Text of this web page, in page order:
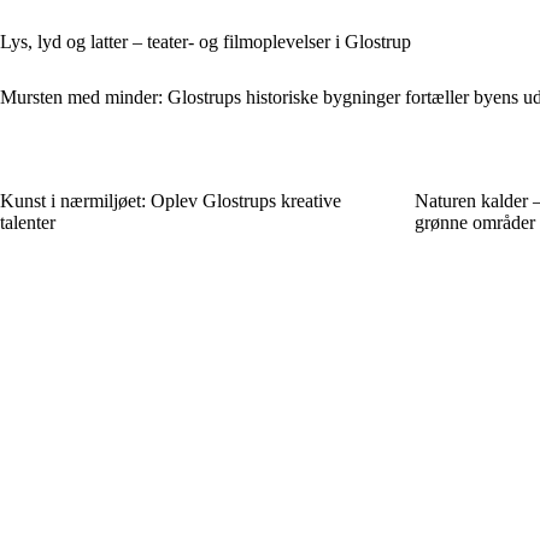
Lys, lyd og latter – teater- og filmoplevelser i Glostrup
Mursten med minder: Glostrups historiske bygninger fortæller byens
Kunst i nærmiljøet: Oplev Glostrups kreative
talenter
Naturen kalder
grønne